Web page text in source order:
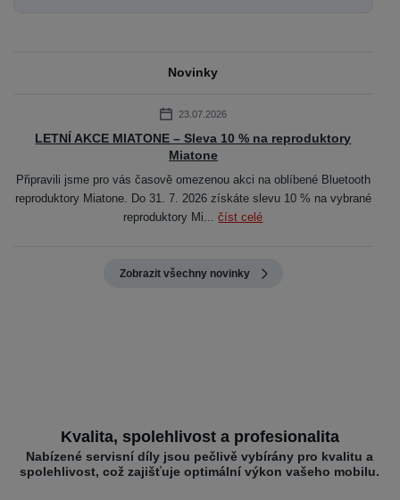
Novinky
23.07.2026
LETNÍ AKCE MIATONE – Sleva 10 % na reproduktory
Miatone
Připravili jsme pro vás časově omezenou akci na oblíbené Bluetooth
reproduktory Miatone. Do 31. 7. 2026 získáte slevu 10 % na vybrané
reproduktory Mi...číst celé
Zobrazit všechny novinky
Kvalita, spolehlivost a profesionalita
Nabízené servisní díly jsou pečlivě vybírány pro kvalitu a
spolehlivost, což zajišťuje optimální výkon vašeho mobilu.